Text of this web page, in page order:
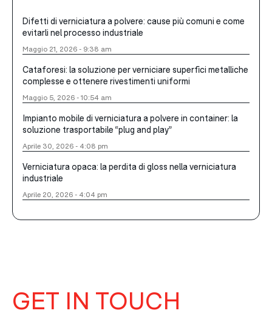
Difetti di verniciatura a polvere: cause più comuni e come
evitarli nel processo industriale
Maggio 21, 2026 - 9:38 am
Cataforesi: la soluzione per verniciare superfici metalliche
complesse e ottenere rivestimenti uniformi
Maggio 5, 2026 - 10:54 am
Impianto mobile di verniciatura a polvere in container: la
soluzione trasportabile “plug and play”
Aprile 30, 2026 - 4:08 pm
Verniciatura opaca: la perdita di gloss nella verniciatura
industriale
Aprile 20, 2026 - 4:04 pm
GET IN TOUCH